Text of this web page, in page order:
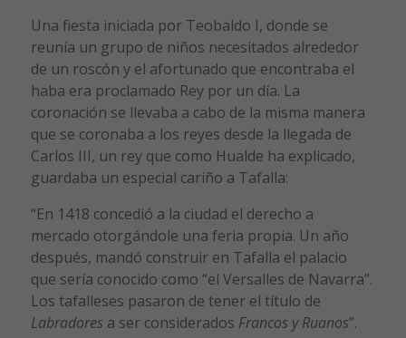
Una fiesta iniciada por Teobaldo I, donde se
reunía un grupo de niños necesitados alrededor
de un roscón y el afortunado que encontraba el
haba era proclamado Rey por un día. La
coronación se llevaba a cabo de la misma manera
que se coronaba a los reyes desde la llegada de
Carlos III, un rey que como Hualde ha explicado,
guardaba un especial cariño a Tafalla:
“En 1418 concedió a la ciudad el derecho a
mercado otorgándole una feria propia. Un año
después, mandó construir en Tafalla el palacio
que sería conocido como “el Versalles de Navarra”.
Los tafalleses pasaron de tener el título de
Labradores a ser considerados Francos y Ruanos”.